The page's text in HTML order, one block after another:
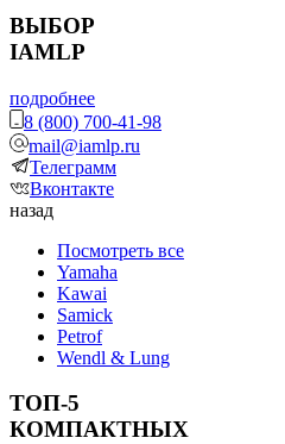
ВЫБОР
IAMLP
подробнее
8 (800) 700-41-98
mail@iamlp.ru
Телеграмм
Вконтакте
назад
Посмотреть все
Yamaha
Kawai
Samick
Petrof
Wendl & Lung
ТОП-5
КОМПАКТНЫХ